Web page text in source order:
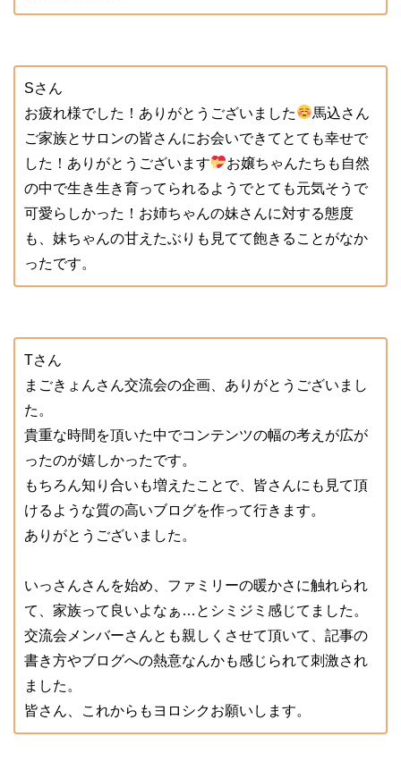
Sさん
お疲れ様でした！ありがとうございました
馬込さん
ご家族とサロンの皆さんにお会いできてとても幸せで
した！ありがとうございます
お嬢ちゃんたちも自然
の中で生き生き育ってられるようでとても元気そうで
可愛らしかった！お姉ちゃんの妹さんに対する態度
も、妹ちゃんの甘えたぶりも見てて飽きることがなか
ったです。
Tさん
まごきょんさん交流会の企画、ありがとうございまし
た。
貴重な時間を頂いた中でコンテンツの幅の考えが広が
ったのが嬉しかったです。
もちろん知り合いも増えたことで、皆さんにも見て頂
けるような質の高いブログを作って行きます。
ありがとうございました。
いっさんさんを始め、ファミリーの暖かさに触れられ
て、家族って良いよなぁ…とシミジミ感じてました。
交流会メンバーさんとも親しくさせて頂いて、記事の
書き方やブログへの熱意なんかも感じられて刺激され
ました。
皆さん、これからもヨロシクお願いします。